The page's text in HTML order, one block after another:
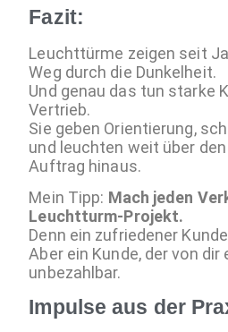
Fazit:
Leuchttürme zeigen seit
Weg durch die Dunkelheit.
Und genau das tun starke
Vertrieb.
Sie geben Orientierung,
und leuchten weit über
Auftrag hinaus.
Mein Tipp: Mach jeden
Leuchtturm-Projekt.
Denn ein zufriedener
Aber ein Kunde, der von dir
unbezahlbar.
Impulse aus der